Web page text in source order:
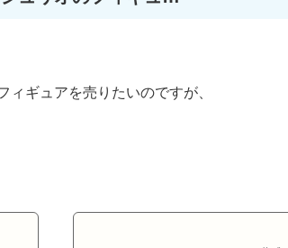
ギュアを売りたいのですが、